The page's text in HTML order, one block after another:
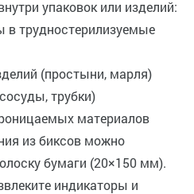
упаковок или изделий:
в трудностерилизуемые
(простыни, марля)
трубки)
материалов
из биксов можно
бумаги (20×150 мм).
индикаторы и